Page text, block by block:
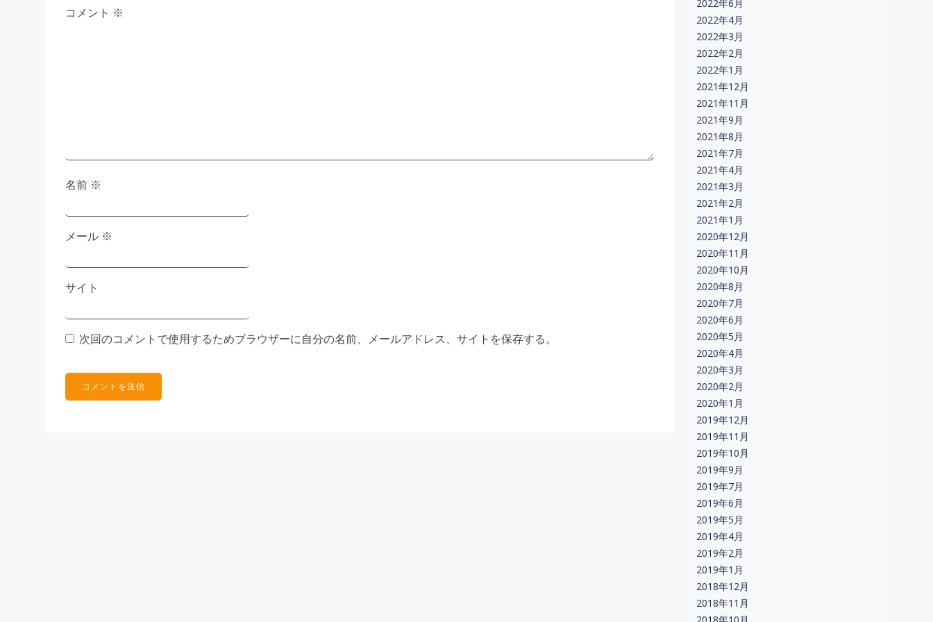
ゲ
ン
コメント ※
名前 ※
メール ※
サイト
次回のコメントで使用するためブラウザーに自分の名前、メールアドレス、サイトを保存する。
2022年6月
2022年4月
2022年3月
2022年2月
2022年1月
2021年12月
2021年11月
2021年9月
2021年8月
2021年7月
2021年4月
2021年3月
2021年2月
2021年1月
2020年12月
2020年11月
2020年10月
2020年8月
2020年7月
2020年6月
2020年5月
2020年4月
2020年3月
2020年2月
2020年1月
2019年12月
2019年11月
2019年10月
2019年9月
2019年7月
2019年6月
2019年5月
2019年4月
2019年2月
2019年1月
2018年12月
2018年11月